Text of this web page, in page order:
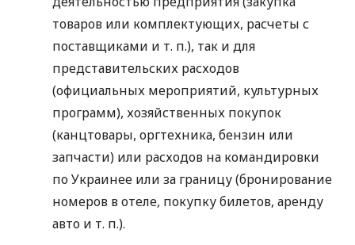
товаров или комплектующих, расчеты с
поставщиками и т. п.), так и для
представительских расходов
(официальных мероприятий, культурных
программ), хозяйственных покупок
(канцтовары, оргтехника, бензин или
запчасти) или расходов на командировки
по Украинее или за границу (бронирование
номеров в отеле, покупку билетов, аренду
авто и т. п.).